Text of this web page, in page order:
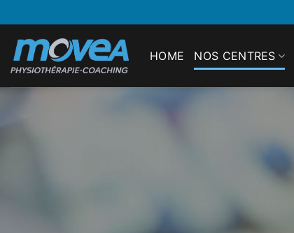
au
contenu
HOME NOS CENTRES